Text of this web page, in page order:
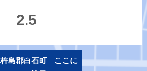
2.5
杵島郡白石町 ここに